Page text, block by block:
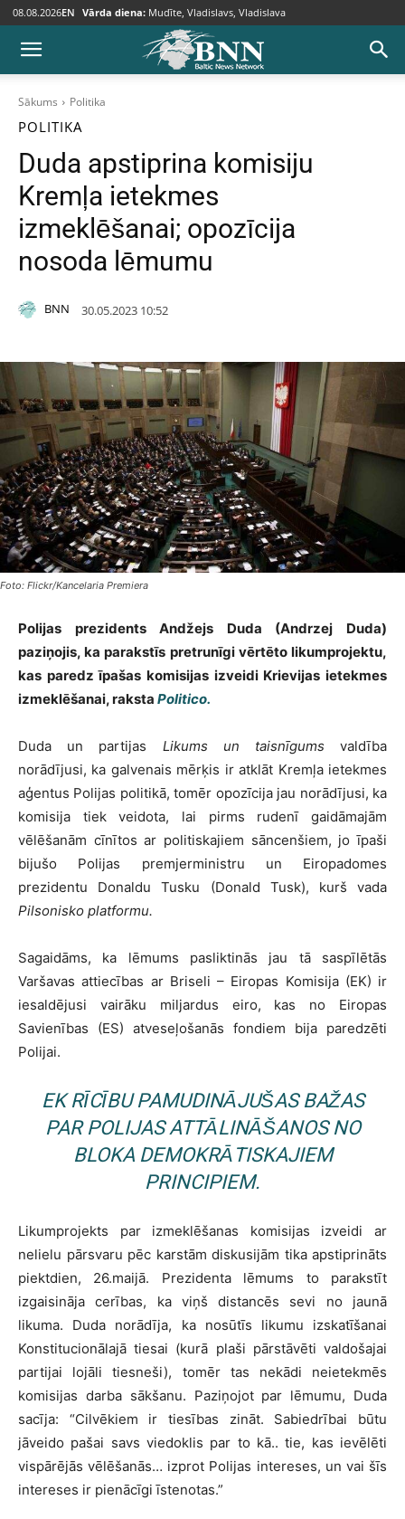
08.08.2026EN Vārda diena: Mudīte, Vladislavs, Vladislava
Sākums Politika
POLITIKA
Duda apstiprina komisiju
Kremļa ietekmes
izmeklēšanai; opozīcija
nosoda lēmumu
BNN 30.05.2023 10:52
Foto: Flickr/Kancelaria Premiera
Polijas prezidents Andžejs Duda (Andrzej Duda)
paziņojis, ka parakstīs pretrunīgi vērtēto likumprojektu,
kas paredz īpašas komisijas izveidi Krievijas ietekmes
izmeklēšanai, raksta Politico.
Duda un partijas Likums un taisnīgums valdība
norādījusi, ka galvenais mērķis ir atklāt Kremļa ietekmes
aģentus Polijas politikā, tomēr opozīcija jau norādījusi, ka
komisija tiek veidota, lai pirms rudenī gaidāmajām
vēlēšanām cīnītos ar politiskajiem sāncenšiem, jo īpaši
bijušo Polijas premjerministru un Eiropadomes
prezidentu Donaldu Tusku (Donald Tusk), kurš vada
Pilsonisko platformu.
Sagaidāms, ka lēmums pasliktinās jau tā saspīlētās
Varšavas attiecības ar Briseli – Eiropas Komisija (EK) ir
iesaldējusi vairāku miljardus eiro, kas no Eiropas
Savienības (ES) atveseļošanās fondiem bija paredzēti
Polijai.
EK RĪCĪBU PAMUDINĀJUŠAS BAŽAS
PAR POLIJAS ATTĀLINĀŠANOS NO
BLOKA DEMOKRĀTISKAJIEM
PRINCIPIEM.
Likumprojekts par izmeklēšanas komisijas izveidi ar
nelielu pārsvaru pēc karstām diskusijām tika apstiprināts
piektdien, 26.maijā. Prezidenta lēmums to parakstīt
izgaisināja cerības, ka viņš distancēs sevi no jaunā
likuma. Duda norādīja, ka nosūtīs likumu izskatīšanai
Konstitucionālajā tiesai (kurā plaši pārstāvēti valdošajai
partijai lojāli tiesneši), tomēr tas nekādi neietekmēs
komisijas darba sākšanu. Paziņojot par lēmumu, Duda
sacīja: “Cilvēkiem ir tiesības zināt. Sabiedrībai būtu
jāveido pašai savs viedoklis par to kā.. tie, kas ievēlēti
vispārējās vēlēšanās… izprot Polijas intereses, un vai šīs
intereses ir pienācīgi īstenotas.”